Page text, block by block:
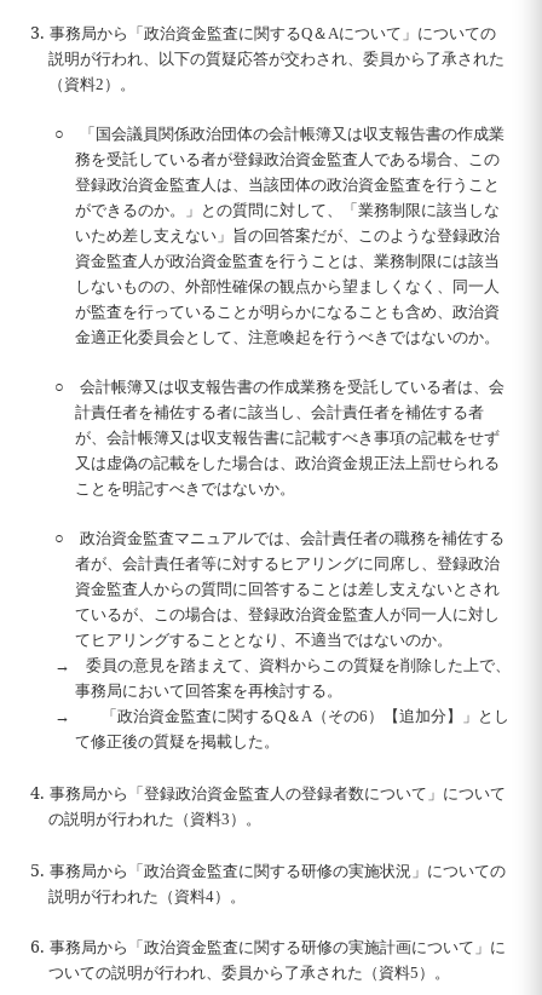
3.事務局から「政治資金監査に関するQ＆Aについて」についての
説明が行われ、以下の質疑応答が交わされ、委員から了承された
（資料2）。
○ 「国会議員関係政治団体の会計帳簿又は収支報告書の作成業
務を受託している者が登録政治資金監査人である場合、この
登録政治資金監査人は、当該団体の政治資金監査を行うこと
ができるのか。」との質問に対して、「業務制限に該当しな
いため差し支えない」旨の回答案だが、このような登録政治
資金監査人が政治資金監査を行うことは、業務制限には該当
しないものの、外部性確保の観点から望ましくなく、同一人
が監査を行っていることが明らかになることも含め、政治資
金適正化委員会として、注意喚起を行うべきではないのか。
○ 会計帳簿又は収支報告書の作成業務を受託している者は、会
計責任者を補佐する者に該当し、会計責任者を補佐する者
が、会計帳簿又は収支報告書に記載すべき事項の記載をせず
又は虚偽の記載をした場合は、政治資金規正法上罰せられる
ことを明記すべきではないか。
○ 政治資金監査マニュアルでは、会計責任者の職務を補佐する
者が、会計責任者等に対するヒアリングに同席し、登録政治
資金監査人からの質問に回答することは差し支えないとされ
ているが、この場合は、登録政治資金監査人が同一人に対し
てヒアリングすることとなり、不適当ではないのか。
→ 委員の意見を踏まえて、資料からこの質疑を削除した上で、
事務局において回答案を再検討する。
→ 「政治資金監査に関するQ＆A（その6）【追加分】」とし
て修正後の質疑を掲載した。
4.事務局から「登録政治資金監査人の登録者数について」について
の説明が行われた（資料3）。
5.事務局から「政治資金監査に関する研修の実施状況」についての
説明が行われた（資料4）。
6.事務局から「政治資金監査に関する研修の実施計画について」に
ついての説明が行われ、委員から了承された（資料5）。